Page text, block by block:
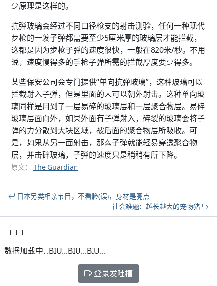
少原理是这样的。
抗弹玻璃会经过不同口径枪支的射击测验，任何一种现代
步枪的一发子弹都需要至少5厘米厚的玻璃层才能拦截，
这都是因为步枪子弹的速度很快，一般在820米/秒。不用
说，速度慢得多的手枪子弹所需的拦截厚度要少得多。
某些保安公司会专门提供“单向抗弹玻璃”，这种玻璃可以
拦截射入子弹，但是里面的人可以朝外射击。这种单向玻
璃同样是用到了一层易碎的玻璃层和一层聚合物层。易碎
玻璃层面向外，如果外面有子弹射入，碎裂的玻璃会将子
弹的力分散到大块区域，被后面的聚合物层所吸收。可
是，如果从另一面射击，那么子弹就能轻易穿透聚合物
层，并击碎玻璃，子弹的速度只是稍稍有所下降。
原文： The Guardian
日本另类相亲节目，不看脸(误)，身材是亮点
社会难题：越长越大的宠物猪
数据加载中...BIU...BIU...BIU...
登录发吐槽